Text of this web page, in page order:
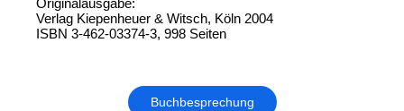
Originalausgabe:
Verlag Kiepenheuer & Witsch, Köln 2004
ISBN 3-462-03374-3, 998 Seiten
Buchbesprechung